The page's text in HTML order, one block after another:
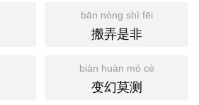
bān nòng shì fēi
搬弄是非
biàn huàn mò cè
变幻莫测